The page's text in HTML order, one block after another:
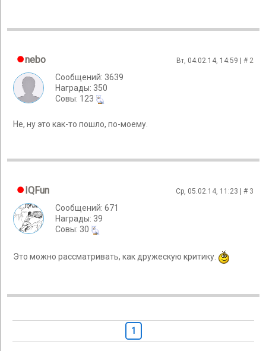
nebo Вт, 04.02.14, 14:59 | # 2
Сообщений: 3639
Награды: 350
Cовы: 123
Не, ну это как-то пошло, по-моему.
IQFun Ср, 05.02.14, 11:23 | # 3
Сообщений: 671
Награды: 39
Cовы: 30
Это можно рассматривать, как дружескую критику.
1